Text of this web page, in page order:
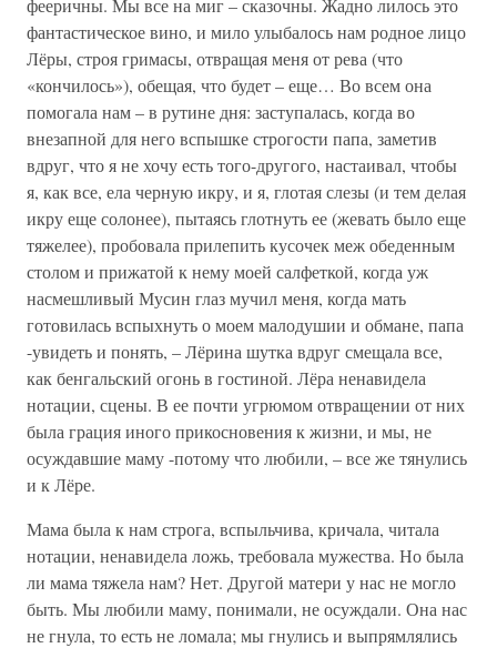
фееричны. Мы все на миг – сказочны. Жадно лилось это
фантастическое вино, и мило улыбалось нам родное лицо
Лёры, строя гримасы, отвращая меня от рева (что
«кончилось»), обещая, что будет – еще… Во всем она
помогала нам – в рутине дня: заступалась, когда во
внезапной для него вспышке строгости папа, заметив
вдруг, что я не хочу есть того-другого, настаивал, чтобы
я, как все, ела черную икру, и я, глотая слезы (и тем делая
икру еще солонее), пытаясь глотнуть ее (жевать было еще
тяжелее), пробовала прилепить кусочек меж обеденным
столом и прижатой к нему моей салфеткой, когда уж
насмешливый Мусин глаз мучил меня, когда мать
готовилась вспыхнуть о моем малодушии и обмане, папа
-увидеть и понять, – Лёрина шутка вдруг смещала все,
как бенгальский огонь в гостиной. Лёра ненавидела
нотации, сцены. В ее почти угрюмом отвращении от них
была грация иного прикосновения к жизни, и мы, не
осуждавшие маму -потому что любили, – все же тянулись
и к Лёре.
Мама была к нам строга, вспыльчива, кричала, читала
нотации, ненавидела ложь, требовала мужества. Но была
ли мама тяжела нам? Нет. Другой матери у нас не могло
быть. Мы любили маму, понимали, не осуждали. Она нас
не гнула, то есть не ломала; мы гнулись и выпрямлялись